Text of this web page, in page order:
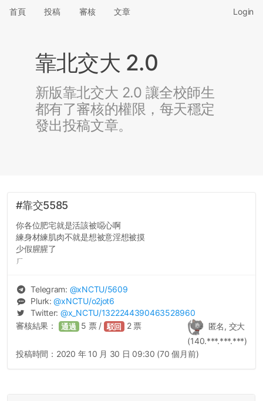
首頁 投稿 審核 文章 Login
靠北交大 2.0
新版靠北交大 2.0 讓全校師生
都有了審核的權限，每天穩定
發出投稿文章。
#靠交5585
你各位肥宅就是活該被噁心啊
練身材練肌肉不就是想被意淫想被摸
少假腥腥了
ㄏ
Telegram: @xNCTU/5609
Plurk:@xNCTU/o2jot6
Twitter: @x_NCTU/1322244390463528960
匿名, 交大
(140.***.***.***)
審核結果： 通過 5 票 / 駁回 2票
投稿時間： 2020 年 10 月 30 日 09:30 (70 個月前)